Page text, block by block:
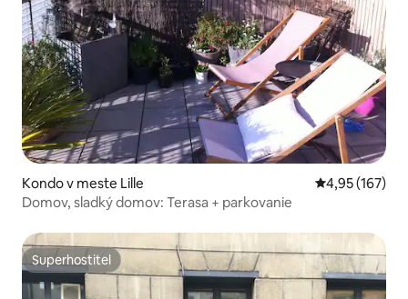
Kondo v meste Lille Priemerné
4,95 (167)
Domov, sladký domov: Terasa + parkovanie
Superhostiteľ
Superhostiteľ